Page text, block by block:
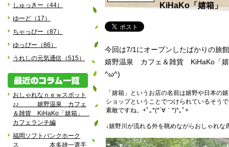
しゅっきー（44）
ゆーど（17）
ちゃっぴー（87）
ゆっぴー（86）
うれしの元気通信（515）
おしゃれなｎｅｗスポット
♪♪ 嬉野温泉 カフェ
＆雑貨 KiHaKo「嬉箱」
カフェランチ編
福岡ソフトバンクホーク
ス 本多雄一選手
KiHaKo「嬉箱」
今回は7/1にオープンしたばかりの
嬉野温泉 カフェ＆雑貨 KiHaKo「嬉
^ω^)
「嬉箱」というお店の名前は嬉野や日本の
ショップということでつけられているそう
素敵ですね。+ﾟ｡*(*´∀｀*)*｡ﾟ+
↓嬉野川が流れる外を眺めながらおしゃれな